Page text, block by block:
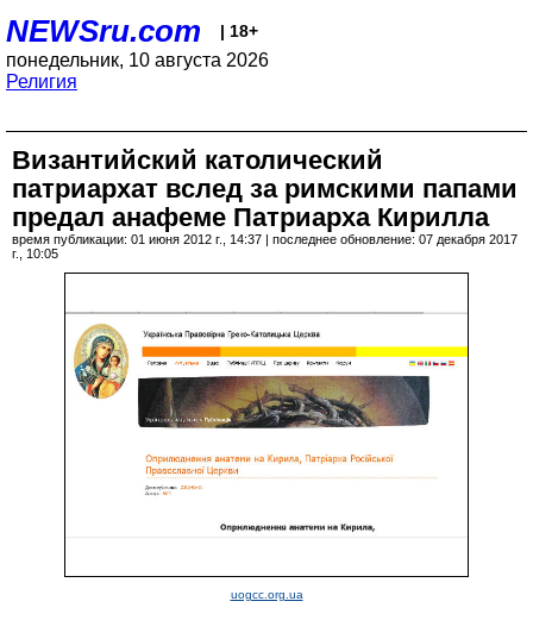
NEWSru.com | 18+
понедельник, 10 августа 2026
Религия
Византийский католический
патриархат вслед за римскими папами
предал анафеме Патриарха Кирилла
время публикации: 01 июня 2012 г., 14:37 | последнее обновление: 07 декабря 2017
г., 10:05
uogcc.org.ua